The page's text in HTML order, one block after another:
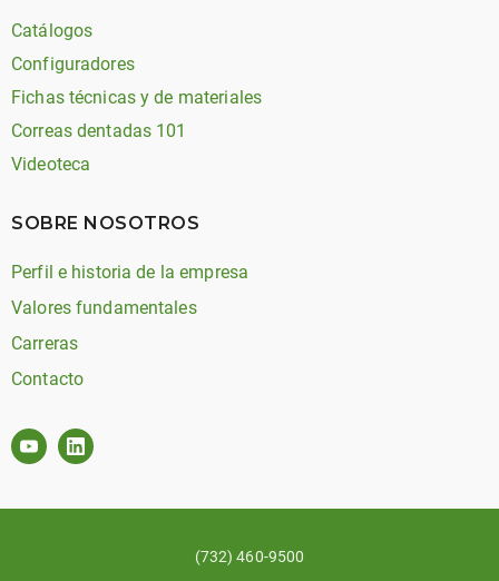
Catálogos
Configuradores
Fichas técnicas y de materiales
Correas dentadas 101
Videoteca
SOBRE NOSOTROS
Perfil e historia de la empresa
Valores fundamentales
Carreras
Contacto
(732) 460-9500